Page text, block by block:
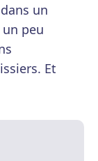
un
peu
Et